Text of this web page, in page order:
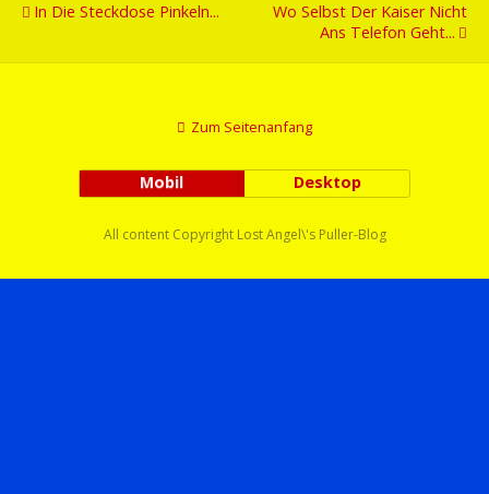
In Die Steckdose Pinkeln...
Wo Selbst Der Kaiser Nicht
Ans Telefon Geht...
Zum Seitenanfang
Mobil Desktop
All content Copyright Lost Angel\'s Puller-Blog